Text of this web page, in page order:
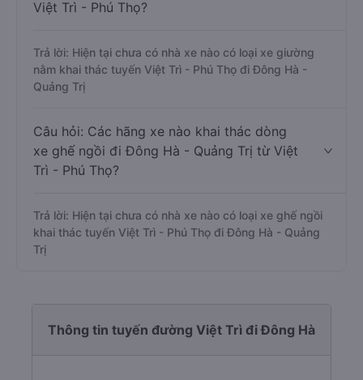
Việt Trì - Phú Thọ?
Trả lời: Hiện tại chưa có nhà xe nào có loại xe giường
nằm khai thác tuyến Việt Trì - Phú Thọ đi Đông Hà -
Quảng Trị
Câu hỏi: Các hãng xe nào khai thác dòng
xe ghế ngồi đi Đông Hà - Quảng Trị từ Việt
Trì - Phú Thọ?
Trả lời: Hiện tại chưa có nhà xe nào có loại xe ghế ngồi
khai thác tuyến Việt Trì - Phú Thọ đi Đông Hà - Quảng
Trị
Thông tin tuyến đường Việt Trì đi Đông Hà